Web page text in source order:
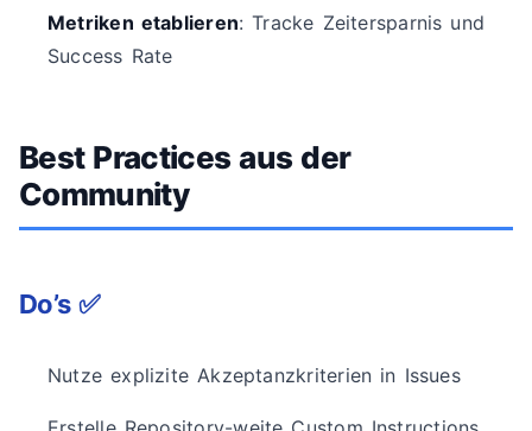
Metriken etablieren: Tracke Zeitersparnis und
Success Rate
Best Practices aus der
Community
Do’s ✅
Nutze explizite Akzeptanzkriterien in Issues